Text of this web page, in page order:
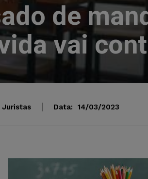
de
vai
Data: 14/03/2023